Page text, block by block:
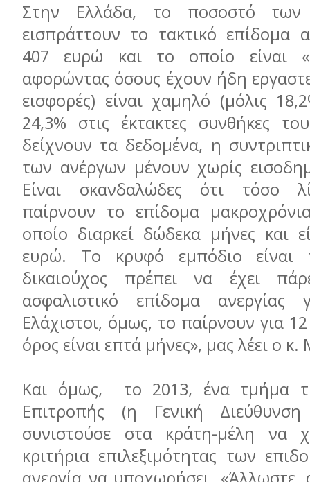
Στην Ελλάδα, το ποσοστό
εισπράττουν το τακτικό επίδομα
407 ευρώ και το οποίο είναι
αφορώντας όσους έχουν ήδη
εισφορές) είναι χαμηλό (μόλις
24,3% στις έκτακτες συνθήκες
δείχνουν τα δεδομένα, η
των ανέργων μένουν χωρίς
Είναι σκανδαλώδες ότι τόσο
παίρνουν το επίδομα
οποίο διαρκεί δώδεκα μήνες και
ευρώ. Το κρυφό εμπόδιο
δικαιούχος πρέπει να έχει
ασφαλιστικό επίδομα
Ελάχιστοι, όμως, το παίρνουν για
όρος είναι επτά μήνες», μας λέει ο
Και όμως, το 2013, ένα τμήμα
Επιτροπής (η Γενική
συνιστούσε στα κράτη-μέλη να
κριτήρια επιλεξιμότητας των